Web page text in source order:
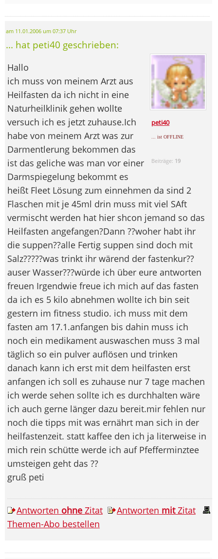
am 11.01.2006 um 07:37 Uhr
... hat peti40 geschrieben:
peti40
... ist OFFLINE
Beiträge: 19
Hallo
ich muss von meinem Arzt aus
Heilfasten da ich nicht in eine
Naturheilklinik gehen wollte
versuch ich es jetzt zuhause.Ich
habe von meinem Arzt was zur
Darmentlerung bekommen das
ist das geliche was man vor einer
Darmspiegelung bekommt es
heißt Fleet Lösung zum einnehmen da sind 2
Flaschen mit je 45ml drin muss mit viel SAft
vermischt werden hat hier shcon jemand so das
Heilfasten angefangen?Dann ??woher habt ihr
die suppen??alle Fertig suppen sind doch mit
Salz?????was trinkt ihr wärend der fastenkur??
auser Wasser???würde ich über eure antworten
freuen Irgendwie freue ich mich auf das fasten
da ich es 5 kilo abnehmen wollte ich bin seit
gestern im fitness studio. ich muss mit dem
fasten am 17.1.anfangen bis dahin muss ich
noch ein medikament auswaschen muss 3 mal
täglich so ein pulver auflösen und trinken
danach kann ich erst mit dem heilfasten erst
anfangen ich soll es zuhause nur 7 tage machen
ich werde sehen sollte ich es durchhalten wäre
ich auch gerne länger dazu bereit.mir fehlen nur
noch die tipps mit was ernährt man sich in der
heilfastenzeit. statt kaffee den ich ja literweise in
mich rein schütte werde ich auf Pfefferminztee
umsteigen geht das ??
gruß peti
Antworten ohne Zitat Antworten mitZitat
Themen-Abo bestellen